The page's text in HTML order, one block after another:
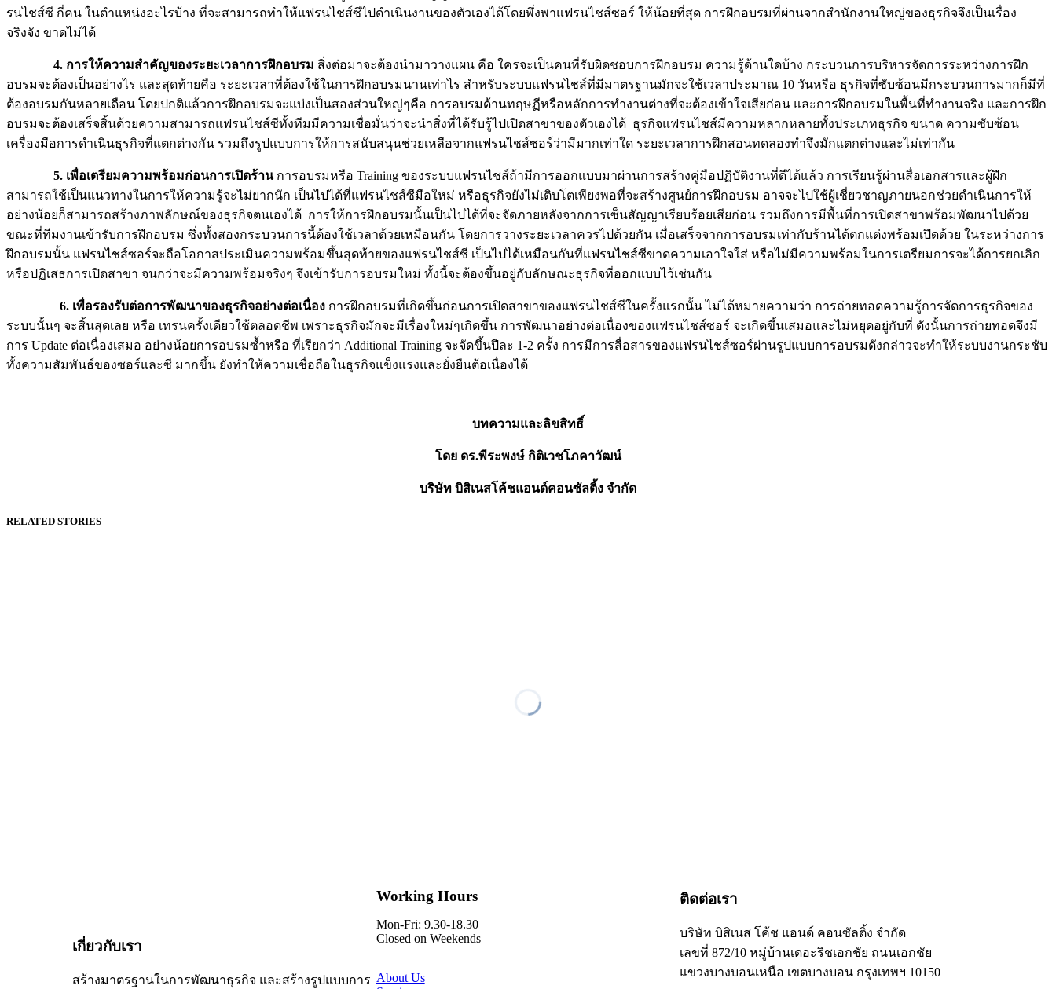
รนไชส์ซี กี่คน ในตำแหน่งอะไรบ้าง ที่จะสามารถทำให้แฟรนไชส์ซีไปดำเนินงานของตัวเองได้โดยพึ่งพาแฟรนไชส์ซอร์ ให้น้อยที่สุด การฝึกอบรมที่ผ่านจากสำนักงานใหญ่ของธุรกิจจึงเป็นเรื่อง
จริงจัง ขาดไม่ได้
4. การให้ความสำคัญของระยะเวลาการฝึกอบรม สิ่งต่อมาจะต้องนำมาวางแผน คือ ใครจะเป็นคนที่รับผิดชอบการฝึกอบรม ความรู้ด้านใดบ้าง กระบวนการบริหารจัดการระหว่างการฝึก
อบรมจะต้องเป็นอย่างไร และสุดท้ายคือ ระยะเวลาที่ต้องใช้ในการฝึกอบรมนานเท่าไร สำหรับระบบแฟรนไชส์ที่มีมาตรฐานมักจะใช้เวลาประมาณ 10 วันหรือ ธุรกิจที่ซับซ้อนมีกระบวนการมากก็มีที่
ต้องอบรมกันหลายเดือน โดยปกติแล้วการฝึกอบรมจะแบ่งเป็นสองส่วนใหญ่ๆคือ การอบรมด้านทฤษฏีหรือหลักการทำงานต่างที่จะต้องเข้าใจเสียก่อน และการฝึกอบรมในพื้นที่ทำงานจริง และการฝึก
อบรมจะต้องเสร็จสิ้นด้วยความสามารถแฟรนไชส์ซีทั้งทีมมีความเชื่อมั่นว่าจะนำสิ่งที่ได้รับรู้ไปเปิดสาขาของตัวเองได้ ธุรกิจแฟรนไชส์มีความหลากหลายทั้งประเภทธุรกิจ ขนาด ความซับซ้อน
เครื่องมือการดำเนินธุรกิจที่แตกต่างกัน รวมถึงรูปแบบการให้การสนับสนุนช่วยเหลือจากแฟรนไชส์ซอร์ว่ามีมากเท่าใด ระยะเวลาการฝึกสอนทดลองทำจึงมักแตกต่างและไม่เท่ากัน
5. เพื่อเตรียมความพร้อมก่อนการเปิดร้านการอบรมหรือ Training ของระบบแฟรนไชส์ถ้ามีการออกแบบมาผ่านการสร้างคู่มือปฏิบัติงานที่ดีได้แล้ว การเรียนรู้ผ่านสื่อเอกสารและผู้ฝึก
สามารถใช้เป็นแนวทางในการให้ความรู้จะไม่ยากนัก เป็นไปได้ที่แฟรนไชส์ซีมือใหม่ หรือธุรกิจยังไม่เติบโตเพียงพอที่จะสร้างศูนย์การฝึกอบรม อาจจะไปใช้ผู้เชี่ยวชาญภายนอกช่วยดำเนินการให้
อย่างน้อยก็สามารถสร้างภาพลักษณ์ของธุรกิจตนเองได้ การให้การฝึกอบรมนั้นเป็นไปได้ที่จะจัดภายหลังจากการเซ็นสัญญาเรียบร้อยเสียก่อน รวมถึงการมีพื้นที่การเปิดสาขาพร้อมพัฒนาไปด้วย
ขณะที่ทีมงานเข้ารับการฝึกอบรม ซึ่งทั้งสองกระบวนการนี้ต้องใช้เวลาด้วยเหมือนกัน โดยการวางระยะเวลาควรไปด้วยกัน เมื่อเสร็จจากการอบรมเท่ากับร้านได้ตกแต่งพร้อมเปิดด้วย ในระหว่างการ
ฝึกอบรมนั้น แฟรนไชส์ซอร์จะถือโอกาสประเมินความพร้อมขึ้นสุดท้ายของแฟรนไชส์ซี เป็นไปได้เหมือนกันที่แฟรนไชส์ซีขาดความเอาใจใส่ หรือไม่มีความพร้อมในการเตรียมการจะได้การยกเลิก
หรือปฏิเสธการเปิดสาขา จนกว่าจะมีความพร้อมจริงๆ จึงเข้ารับการอบรมใหม่ ทั้งนี้จะต้องขึ้นอยู่กับลักษณะธุรกิจที่ออกแบบไว้เช่นกัน
6. เพื่อรองรับต่อการพัฒนาของธุรกิจอย่างต่อเนื่อง การฝึกอบรมที่เกิดขึ้นก่อนการเปิดสาขาของแฟรนไชส์ซีในครั้งแรกนั้น ไม่ได้หมายความว่า การถ่ายทอดความรู้การจัดการธุรกิจของ
ระบบนั้นๆ จะสิ้นสุดเลย หรือ เทรนครั้งเดียวใช้ตลอดชีพ เพราะธุรกิจมักจะมีเรื่องใหม่ๆเกิดขึ้น การพัฒนาอย่างต่อเนื่องของแฟรนไชส์ซอร์ จะเกิดขึ้นเสมอและไม่หยุดอยู่กับที่ ดังนั้นการถ่ายทอดจึงมี
การ Update ต่อเนื่องเสมอ อย่างน้อยการอบรมซ้ำหรือ ที่เรียกว่า Additional Training จะจัดขึ้นปีละ 1-2 ครั้ง การมีการสื่อสารของแฟรนไชส์ซอร์ผ่านรูปแบบการอบรมดังกล่าวจะทำให้ระบบงานกระชับ
ทั้งความสัมพันธ์ของซอร์และซี มากขึ้น ยังทำให้ความเชื่อถือในธุรกิจแข็งแรงและยั่งยืนต้อเนื่องได้
บทความและลิขสิทธิ์
โดย ดร.พีระพงษ์ กิติเวชโภคาวัฒน์
บริษัท บิสิเนสโค้ชแอนด์คอนซัลติ้ง จำกัด
RELATED STORIES
เกี่ยวกับเรา
สร้างมาตรฐานในการพัฒนาธุรกิจ และสร้างรูปแบบการ
Working Hours
Mon-Fri: 9.30-18.30
Closed on Weekends
About Us
ติดต่อเรา
บริษัท บิสิเนส โค้ช แอนด์ คอนซัลติ้ง จำกัด
เลขที่ 872/10 หมู่บ้านเดอะริชเอกชัย ถนนเอกชัย
แขวงบางบอนเหนือ เขตบางบอน กรุงเทพฯ 10150